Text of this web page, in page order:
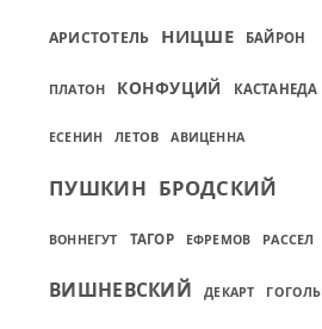
АРИСТОТЕЛЬ НИЦШЕ БАЙРОН
ПЛАТОН КОНФУЦИЙ КАСТАНЕДА
ЕСЕНИН ЛЕТОВ АВИЦЕННА
ПУШКИН БРОДСКИЙ
ВОННЕГУТ ТАГОР ЕФРЕМОВ РАССЕЛ
ВИШНЕВСКИЙ ДЕКАРТ ГОГОЛЬ